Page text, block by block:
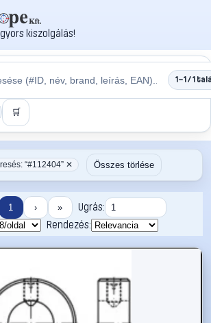
kiszolgálás!
1–1 / 1
🛒
“#112404” ✕ Összes törlése
1 › »
Ugrás:
Rendezés: